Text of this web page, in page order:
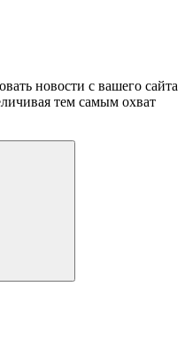
новости с вашего сайта
тем самым охват